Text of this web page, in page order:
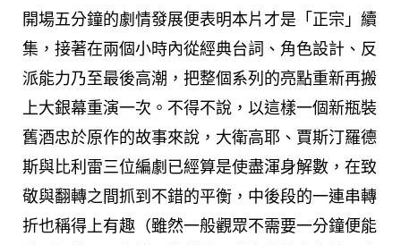
開場五分鐘的劇情發展便表明本片才是「正宗」續
集，接著在兩個小時內從經典台詞、角色設計、反
派能力乃至最後高潮，把整個系列的亮點重新再搬
上大銀幕重演一次。不得不說，以這樣一個新瓶裝
舊酒忠於原作的故事來說，大衛高耶、賈斯汀羅德
斯與比利雷三位編劇已經算是使盡渾身解數，在致
敬與翻轉之間抓到不錯的平衡，中後段的一連串轉
折也稱得上有趣（雖然一般觀眾不需要一分鐘便能